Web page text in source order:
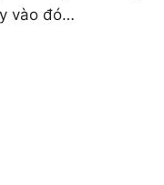
vào đó…